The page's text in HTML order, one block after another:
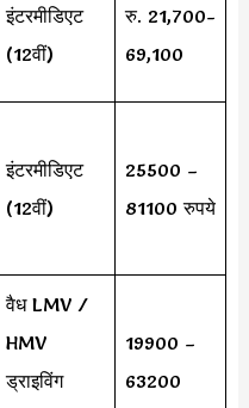
इंटरमीडिएट
(12वीं)
रु. 21,700-
69,100
इंटरमीडिएट
(12वीं)
25500 –
81100 रुपये
वैध LMV /
HMV
ड्राइविंग
19900 –
63200